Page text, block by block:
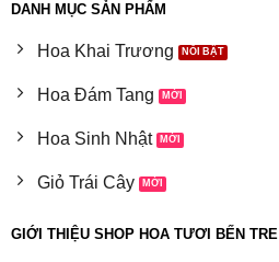
DANH MỤC SẢN PHẨM
Hoa Khai Trương
Hoa Đám Tang
Hoa Sinh Nhật
Giỏ Trái Cây
GIỚI THIỆU SHOP HOA TƯƠI BẾN TRE